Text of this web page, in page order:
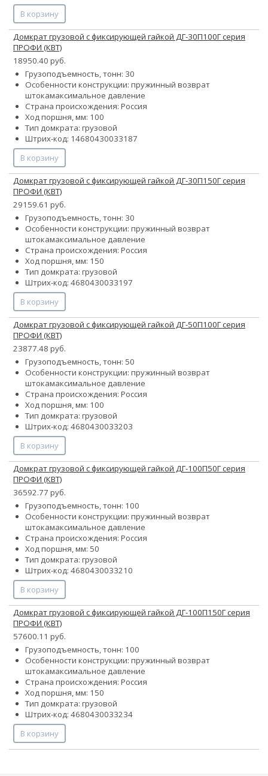
В корзину
Домкрат грузовой с фиксирующей гайкой ДГ-30П100Г серия
ПРОФИ (КВТ)
18950.40 руб.
Грузоподъемность, тонн: 30
Особенности конструкции: пружинный возврат
штокамаксимальное давление
Страна происхождения: Россия
Ход поршня, мм: 100
Тип домкрата: грузовой
Штрих-код: 14680430033187
В корзину
Домкрат грузовой с фиксирующей гайкой ДГ-30П150Г серия
ПРОФИ (КВТ)
29159.61 руб.
Грузоподъемность, тонн: 30
Особенности конструкции: пружинный возврат
штокамаксимальное давление
Страна происхождения: Россия
Ход поршня, мм: 150
Тип домкрата: грузовой
Штрих-код: 4680430033197
В корзину
Домкрат грузовой с фиксирующей гайкой ДГ-50П100Г серия
ПРОФИ (КВТ)
23877.48 руб.
Грузоподъемность, тонн: 50
Особенности конструкции: пружинный возврат
штокамаксимальное давление
Страна происхождения: Россия
Ход поршня, мм: 100
Тип домкрата: грузовой
Штрих-код: 4680430033203
В корзину
Домкрат грузовой с фиксирующей гайкой ДГ-100П50Г серия
ПРОФИ (КВТ)
36592.77 руб.
Грузоподъемность, тонн: 100
Особенности конструкции: пружинный возврат
штокамаксимальное давление
Страна происхождения: Россия
Ход поршня, мм: 50
Тип домкрата: грузовой
Штрих-код: 4680430033210
В корзину
Домкрат грузовой с фиксирующей гайкой ДГ-100П150Г серия
ПРОФИ (КВТ)
57600.11 руб.
Грузоподъемность, тонн: 100
Особенности конструкции: пружинный возврат
штокамаксимальное давление
Страна происхождения: Россия
Ход поршня, мм: 150
Тип домкрата: грузовой
Штрих-код: 4680430033234
В корзину